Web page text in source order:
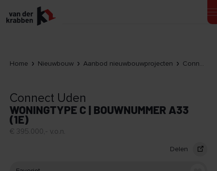
Home Nieuwbouw Aanbod nieuwbouwprojecten Connect Uden
Connect Uden
WONINGTYPE C | BOUWNUMMER A33
(1E)
€ 395.000,- v.o.n.
Delen